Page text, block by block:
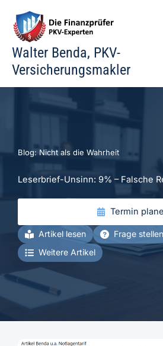
Inhalt
springen
Walter Benda, PKV-
Versicherungsmakler
Blog: Nicht als die Wahrheit
Leserbrief-Unsinn: 9% – Falsche
Termin
Artikel lesen
Frage stellen
Weitere Artikel